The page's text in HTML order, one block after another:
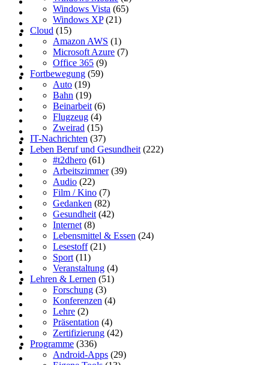
Windows Vista (65)
Windows XP(21)
Cloud (15)
Amazon AWS (1)
Microsoft Azure (7)
Office 365 (9)
Fortbewegung (59)
Auto (19)
Bahn (19)
Beinarbeit (6)
Flugzeug (4)
Zweirad (15)
IT-Nachrichten (37)
Leben Beruf und Gesundheit (222)
#t2dhero (61)
Arbeitszimmer(39)
Audio (22)
Film / Kino (7)
Gedanken (82)
Gesundheit (42)
Internet (8)
Lebensmittel & Essen (24)
Lesestoff(21)
Sport (11)
Veranstaltung (4)
Lehren & Lernen (51)
Forschung (3)
Konferenzen (4)
Lehre (2)
Präsentation (4)
Zertifizierung (42)
Programme (336)
Android-Apps (29)